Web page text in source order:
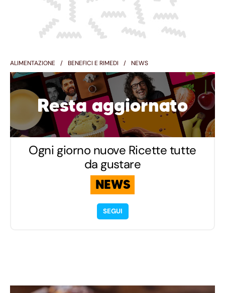
ALIMENTAZIONE BENEFICI E RIMEDI NEWS
Resta aggiornato
Ogni giorno nuove Ricette tutte
da gustare
NEWS
SEGUI